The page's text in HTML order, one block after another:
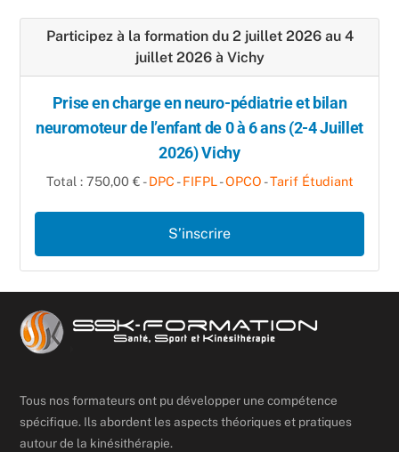
Participez à la formation du 2 juillet 2026 au 4
juillet 2026 à Vichy
Prise en charge en neuro-pédiatrie et bilan
neuromoteur de l’enfant de 0 à 6 ans (2-4 Juillet
2026) Vichy
Total : 750,00 € -DPC -FIFPL-OPCO -Tarif Étudiant
S’inscrire
Tous nos formateurs ont pu développer une compétence
spécifique. Ils abordent les aspects théoriques et pratiques
autour de la kinésithérapie.